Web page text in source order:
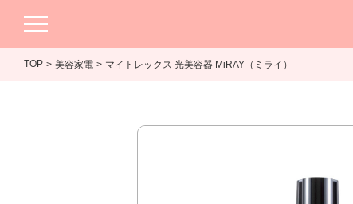
TOP 美容家電 マイトレックス 光美容器 MiRAY（ミライ）